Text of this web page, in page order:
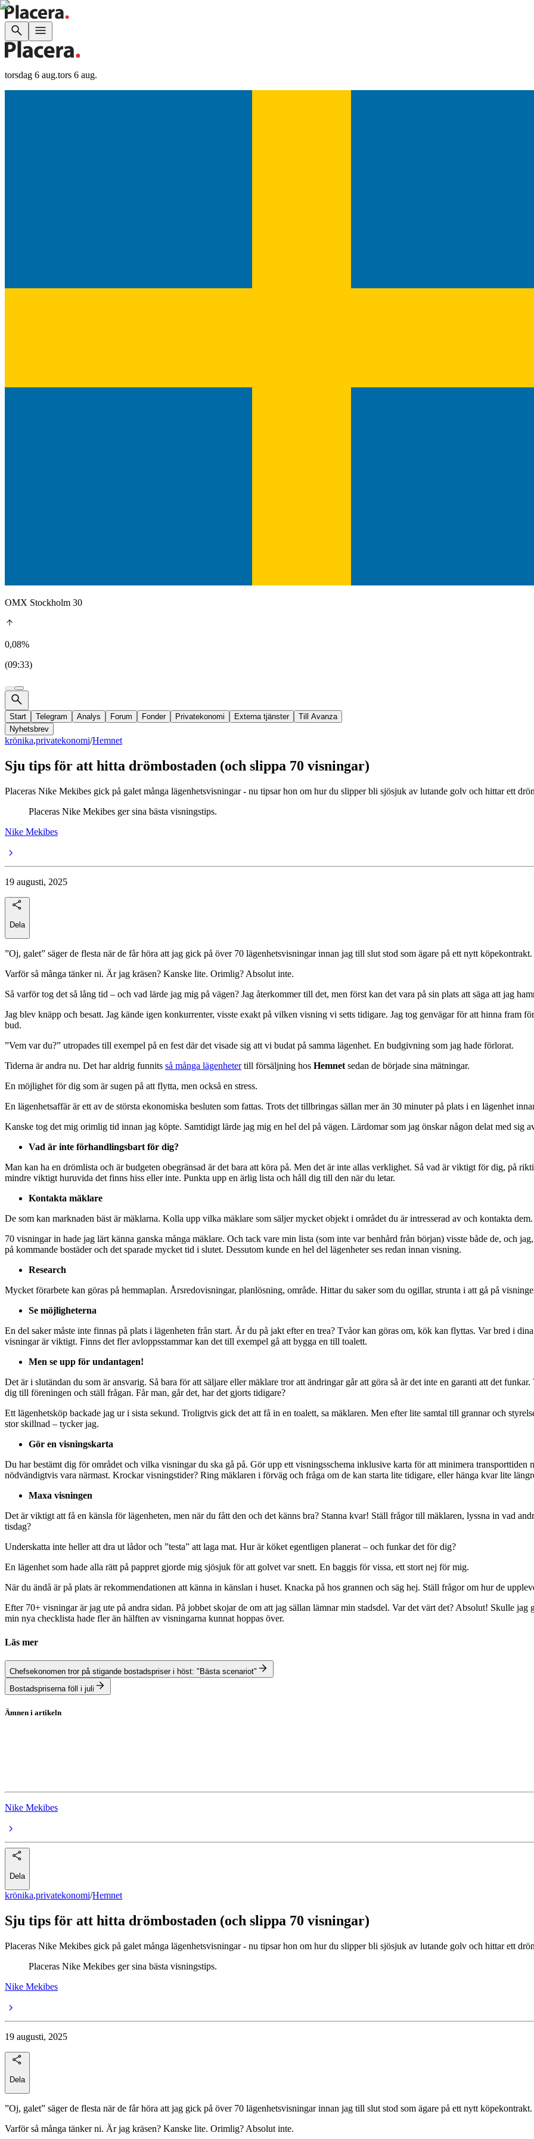
torsdag 6 aug.tors 6 aug.
OMX Stockholm 30
0,08%
(09:33)
Start Telegram Analys Forum Fonder Privatekonomi Externa tjänster
Till Avanza
Nyhetsbrev
krönika,privatekonomi/Hemnet
Sju tips för att hitta drömbostaden (och slippa 70 visningar)
Placeras Nike Mekibes gick på galet många lägenhetsvisningar - nu tipsar hon om hur du slipper bli sjösjuk av lutande golv och hittar ett
Placeras Nike Mekibes ger sina bästa visningstips.
Nike Mekibes
19 augusti, 2025
Dela
”Oj, galet” säger de flesta när de får höra att jag gick på över 70 lägenhetsvisningar innan jag till slut stod som ägare på ett nytt köpekontrakt.
Varför så många tänker ni. Är jag kräsen? Kanske lite. Orimlig? Absolut inte.
Så varför tog det så lång tid – och vad lärde jag mig på vägen? Jag återkommer till det, men först kan det vara på sin plats att säga att jag
Jag blev knäpp och besatt. Jag kände igen konkurrenter, visste exakt på vilken visning vi setts tidigare. Jag tog genvägar för att hinna fram
bud.
”Vem var du?” utropades till exempel på en fest där det visade sig att vi budat på samma lägenhet. En budgivning som jag hade förlorat.
Tiderna är andra nu. Det har aldrig funnits så många lägenhetertill försäljning hos Hemnetsedan de började sina mätningar.
En möjlighet för dig som är sugen på att flytta, men också en stress.
En lägenhetsaffär är ett av de största ekonomiska besluten som fattas. Trots det tillbringas sällan mer än 30 minuter på plats i en lägenhet
Kanske tog det mig orimlig tid innan jag köpte. Samtidigt lärde jag mig en hel del på vägen. Lärdomar som jag önskar någon delat med sig
Vad är inte förhandlingsbart för dig?
Man kan ha en drömlista och är budgeten obegränsad är det bara att köra på. Men det är inte allas verklighet. Så vad är viktigt för dig, på
mindre viktigt huruvida det finns hiss eller inte. Punkta upp en ärlig lista och håll dig till den när du letar.
Kontakta mäklare
De som kan marknaden bäst är mäklarna. Kolla upp vilka mäklare som säljer mycket objekt i området du är intresserad av och kontakta
70 visningar in hade jag lärt känna ganska många mäklare. Och tack vare min lista (som inte var benhård från början) visste både de, och
på kommande bostäder och det sparade mycket tid i slutet. Dessutom kunde en hel del lägenheter ses redan innan visning.
Research
Mycket förarbete kan göras på hemmaplan. Årsredovisningar, planlösning, område. Hittar du saker som du ogillar, strunta i att gå på
Se möjligheterna
En del saker måste inte finnas på plats i lägenheten från start. Är du på jakt efter en trea? Tvåor kan göras om, kök kan flyttas. Var bred i
visningar är viktigt. Finns det fler avloppsstammar kan det till exempel gå att bygga en till toalett.
Men se upp för undantagen!
Det är i slutändan du som är ansvarig. Så bara för att säljare eller mäklare tror att ändringar går att göra så är det inte en garanti att det
dig till föreningen och ställ frågan. Får man, går det, har det gjorts tidigare?
Ett lägenhetsköp backade jag ur i sista sekund. Troligtvis gick det att få in en toalett, sa mäklaren. Men efter lite samtal till grannar och
stor skillnad – tycker jag.
Gör en visningskarta
Du har bestämt dig för området och vilka visningar du ska gå på. Gör upp ett visningsschema inklusive karta för att minimera transporttiden
nödvändigtvis vara närmast. Krockar visningstider? Ring mäklaren i förväg och fråga om de kan starta lite tidigare, eller hänga kvar lite
Maxa visningen
Det är viktigt att få en känsla för lägenheten, men när du fått den och det känns bra? Stanna kvar! Ställ frågor till mäklaren, lyssna in vad
tisdag?
Underskatta inte heller att dra ut lådor och ”testa” att laga mat. Hur är köket egentligen planerat – och funkar det för dig?
En lägenhet som hade alla rätt på pappret gjorde mig sjösjuk för att golvet var snett. En baggis för vissa, ett stort nej för mig.
När du ändå är på plats är rekommendationen att känna in känslan i huset. Knacka på hos grannen och säg hej. Ställ frågor om hur de
Efter 70+ visningar är jag ute på andra sidan. På jobbet skojar de om att jag sällan lämnar min stadsdel. Var det värt det? Absolut! Skulle
min nya checklista hade fler än hälften av visningarna kunnat hoppas över.
Läs mer
Chefsekonomen tror på stigande bostadspriser i höst: "Bästa scenariot"
Bostadspriserna föll i juli
Ämnen i artikeln
Nike Mekibes
Dela
krönika,privatekonomi/Hemnet
Sju tips för att hitta drömbostaden (och slippa 70 visningar)
Placeras Nike Mekibes gick på galet många lägenhetsvisningar - nu tipsar hon om hur du slipper bli sjösjuk av lutande golv och hittar ett
Placeras Nike Mekibes ger sina bästa visningstips.
Nike Mekibes
19 augusti, 2025
Dela
”Oj, galet” säger de flesta när de får höra att jag gick på över 70 lägenhetsvisningar innan jag till slut stod som ägare på ett nytt köpekontrakt.
Varför så många tänker ni. Är jag kräsen? Kanske lite. Orimlig? Absolut inte.